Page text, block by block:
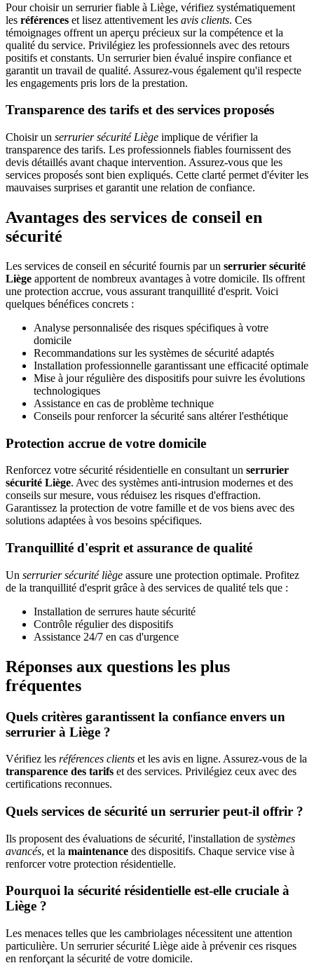
Pour choisir un serrurier fiable à Liège, vérifiez systématiquement
les références et lisez attentivement les avis clients. Ces
témoignages offrent un aperçu précieux sur la compétence et la
qualité du service. Privilégiez les professionnels avec des retours
positifs et constants. Un serrurier bien évalué inspire confiance et
garantit un travail de qualité. Assurez-vous également qu'il respecte
les engagements pris lors de la prestation.
Transparence des tarifs et des services proposés
Choisir un serrurier sécurité Liège implique de vérifier la
transparence des tarifs. Les professionnels fiables fournissent des
devis détaillés avant chaque intervention. Assurez-vous que les
services proposés sont bien expliqués. Cette clarté permet d'éviter les
mauvaises surprises et garantit une relation de confiance.
Avantages des services de conseil en
sécurité
Les services de conseil en sécurité fournis par un serrurier sécurité
Liège apportent de nombreux avantages à votre domicile. Ils offrent
une protection accrue, vous assurant tranquillité d'esprit. Voici
quelques bénéfices concrets :
Analyse personnalisée des risques spécifiques à votre
domicile
Recommandations sur les systèmes de sécurité adaptés
Installation professionnelle garantissant une efficacité optimale
Mise à jour régulière des dispositifs pour suivre les évolutions
technologiques
Assistance en cas de problème technique
Conseils pour renforcer la sécurité sans altérer l'esthétique
Protection accrue de votre domicile
Renforcez votre sécurité résidentielle en consultant un serrurier
sécurité Liège. Avec des systèmes anti-intrusion modernes et des
conseils sur mesure, vous réduisez les risques d'effraction.
Garantissez la protection de votre famille et de vos biens avec des
solutions adaptées à vos besoins spécifiques.
Tranquillité d'esprit et assurance de qualité
Un serrurier sécurité liège assure une protection optimale. Profitez
de la tranquillité d'esprit grâce à des services de qualité tels que :
Installation de serrures haute sécurité
Contrôle régulier des dispositifs
Assistance 24/7 en cas d'urgence
Réponses aux questions les plus
fréquentes
Quels critères garantissent la confiance envers un
serrurier à Liège ?
Vérifiez les références clients et les avis en ligne. Assurez-vous de la
transparence des tarifs et des services. Privilégiez ceux avec des
certifications reconnues.
Quels services de sécurité un serrurier peut-il offrir ?
Ils proposent des évaluations de sécurité, l'installation de systèmes
avancés, et la maintenance des dispositifs. Chaque service vise à
renforcer votre protection résidentielle.
Pourquoi la sécurité résidentielle est-elle cruciale à
Liège ?
Les menaces telles que les cambriolages nécessitent une attention
particulière. Un serrurier sécurité Liège aide à prévenir ces risques
en renforçant la sécurité de votre domicile.